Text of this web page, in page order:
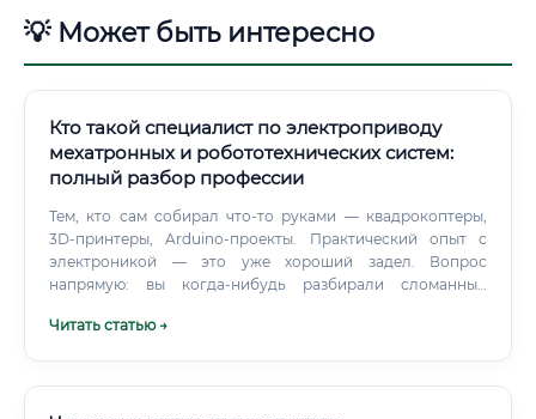
💡 Может быть интересно
Кто такой специалист по электроприводу
мехатронных и робототехнических систем:
полный разбор профессии
Тем, кто сам собирал что-то руками — квадрокоптеры,
3D-принтеры, Arduino-проекты. Практический опыт с
электроникой — это уже хороший задел. Вопрос
напрямую: вы когда-нибудь разбирали сломанный
Читать статью →